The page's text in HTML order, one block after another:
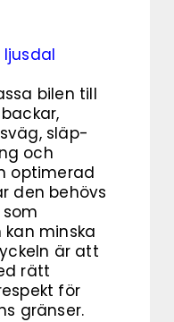
bilen till
släp-
och
optimerad
den behövs
minska
är att
rätt
för
gränser.